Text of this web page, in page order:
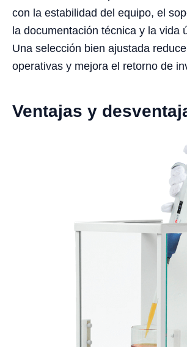
con la estabilidad del equipo, el
la documentación técnica y la vida
Una selección bien ajustada
operativas y mejora el retorno de
Ventajas y